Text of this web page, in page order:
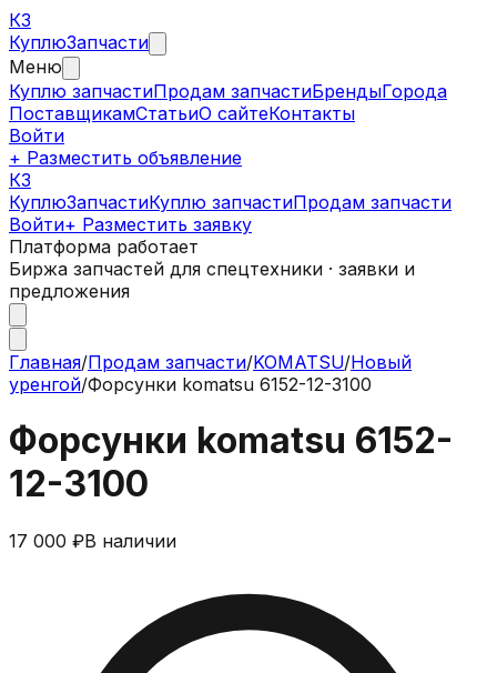
КЗ
КуплюЗапчасти
Меню
Куплю запчастиПродам запчастиБрендыГорода
ПоставщикамСтатьиО сайтеКонтакты
Войти
+ Разместить объявление
КЗ
КуплюЗапчастиКуплю запчастиПродам запчасти
Войти+ Разместить заявку
Платформа работает
Биржа запчастей для спецтехники · заявки и
предложения
Главная/Продам запчасти/KOMATSU/Новый
уренгой/Форсунки komatsu 6152-12-3100
Форсунки komatsu 6152-
12-3100
17 000 ₽В наличии